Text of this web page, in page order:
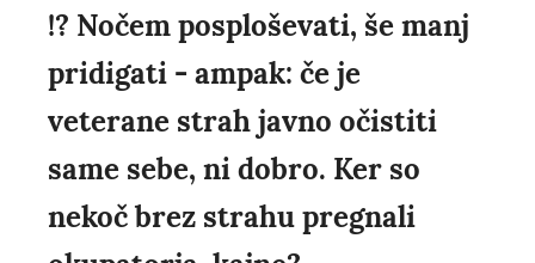
!? Nočem posploševati, še manj
pridigati - ampak: če je
veterane strah javno očistiti
same sebe, ni dobro. Ker so
nekoč brez strahu pregnali